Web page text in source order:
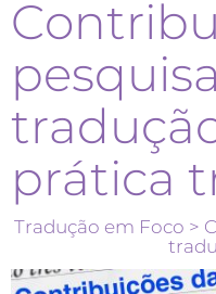
prática
Tradução em Foco >